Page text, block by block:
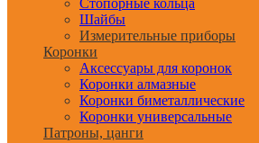
Стопорные кольца
Шайбы
Измерительные приборы
Коронки
Аксессуары для коронок
Коронки алмазные
Коронки биметаллические
Коронки универсальные
Патроны, цанги